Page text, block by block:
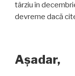
târziu în
devreme dacă
Așadar,